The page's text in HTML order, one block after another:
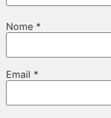
Nome *
Email *